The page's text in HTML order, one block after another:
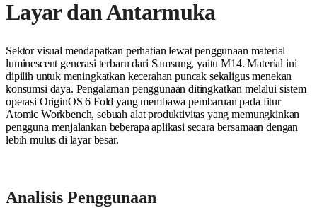
Layar dan Antarmuka
Sektor visual mendapatkan perhatian lewat penggunaan material
luminescent generasi terbaru dari Samsung, yaitu M14. Material ini
dipilih untuk meningkatkan kecerahan puncak sekaligus menekan
konsumsi daya. Pengalaman penggunaan ditingkatkan melalui sistem
operasi OriginOS 6 Fold yang membawa pembaruan pada fitur
Atomic Workbench, sebuah alat produktivitas yang memungkinkan
pengguna menjalankan beberapa aplikasi secara bersamaan dengan
lebih mulus di layar besar.
Analisis Penggunaan